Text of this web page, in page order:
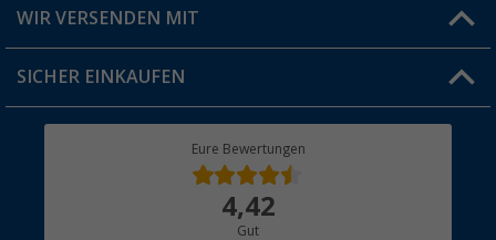
Jobs & Karriere
Versandinformationen
Rücksendung
WIR VERSENDEN MIT
SICHER EINKAUFEN
Eure Bewertungen
4,42
Gut